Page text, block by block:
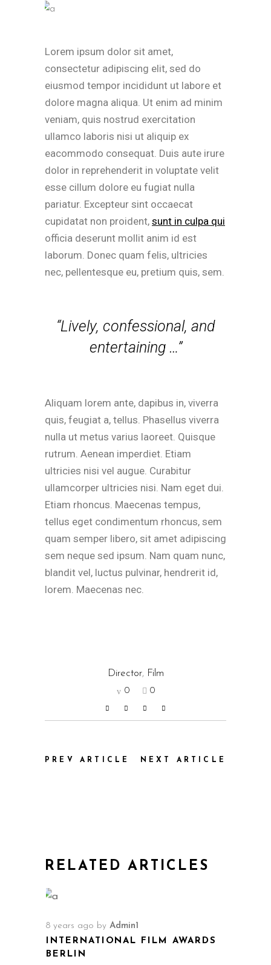
Lorem ipsum dolor sit amet,
consectetur adipiscing elit, sed do
eiusmod tempor incididunt ut labore et
dolore magna aliqua. Ut enim ad minim
veniam, quis nostrud exercitation
ullamco laboris nisi ut aliquip ex
eacommodo consequat. Duis aute irure
dolor in reprehenderit in voluptate velit
esse cillum dolore eu fugiat nulla
pariatur. Excepteur sint occaecat
cupidatat non proident, sunt in culpa qui
officia deserunt mollit anim id est
laborum. Donec quam felis, ultricies
nec, pellentesque eu, pretium quis, sem.
“Lively, confessional, and
entertaining …”
Aliquam lorem ante, dapibus in, viverra
quis, feugiat a, tellus. Phasellus viverra
nulla ut metus varius laoreet. Quisque
rutrum. Aenean imperdiet. Etiam
ultricies nisi vel augue. Curabitur
ullamcorper ultricies nisi. Nam eget dui.
Etiam rhoncus. Maecenas tempus,
tellus eget condimentum rhoncus, sem
quam semper libero, sit amet adipiscing
sem neque sed ipsum. Nam quam nunc,
blandit vel, luctus pulvinar, hendrerit id,
lorem. Maecenas nec.
Director, Film
0 0
PREV ARTICLE NEXT ARTICLE
RELATED ARTICLES
8 years ago by Admin1
INTERNATIONAL FILM AWARDS
BERLIN